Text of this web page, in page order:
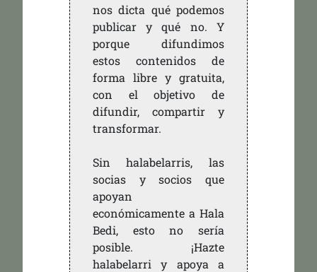
nos dicta qué podemos
publicar y qué no. Y
porque difundimos
estos contenidos de
forma libre y gratuita,
con el objetivo de
difundir, compartir y
transformar.
Sin halabelarris, las
socias y socios que
apoyan
económicamente a Hala
Bedi, esto no sería
posible. ¡Hazte
halabelarri y apoya a